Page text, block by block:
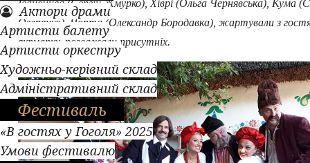
Актори драми
Артисти балету
Артисти оркестру
Художньо-керівний склад
Адміністративний склад
Фестиваль
«В гостях у Гоголя» 2025
Умови фестивалю
Іваночива (Сергій Жмурко), Хіврі (Ольга Чернявська), Кума
Озерянко), Чорта (Олександр Бородавка), жартували з
якрмарку, розважали присутніх.